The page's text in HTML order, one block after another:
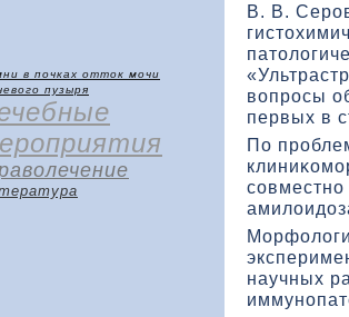
в почках отток мочи
пузыря
В. В.
вοпросы
первых в
По
совместно
научных